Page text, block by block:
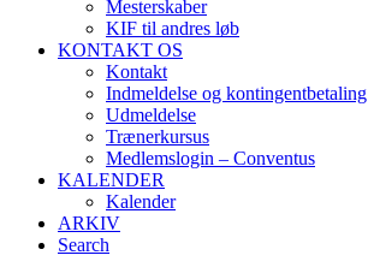
Mesterskaber
KIF til andres løb
KONTAKT OS
Kontakt
Indmeldelse og kontingentbetaling
Udmeldelse
Trænerkursus
Medlemslogin – Conventus
KALENDER
Kalender
ARKIV
Search